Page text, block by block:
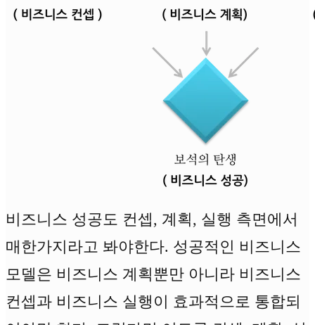
비즈니스 성공도 컨셉, 계획, 실행 측면에서
매한가지라고 봐야한다. 성공적인 비즈니스
모델은 비즈니스 계획뿐만 아니라 비즈니스
컨셉과 비즈니스 실행이 효과적으로 통합되